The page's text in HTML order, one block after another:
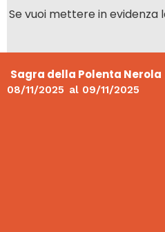
Se vuoi mettere in evidenza
Sagra della Polenta Nerola
08/11/2025 al 09/11/2025